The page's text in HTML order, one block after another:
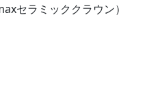
セラミッククラウン）